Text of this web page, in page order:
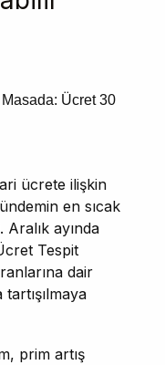
ücrete ilişkin
en sıcak
Aralık ayında
Tespit
dair
prim artış